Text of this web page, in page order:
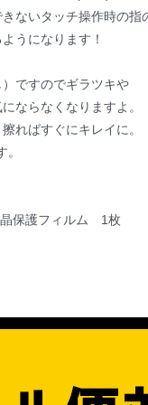
ないタッチ操作時の指
うになります！
ですのでギラツキや
ならなくなりますよ。
ればすぐにキレイに。
晶保護フィルム 1枚